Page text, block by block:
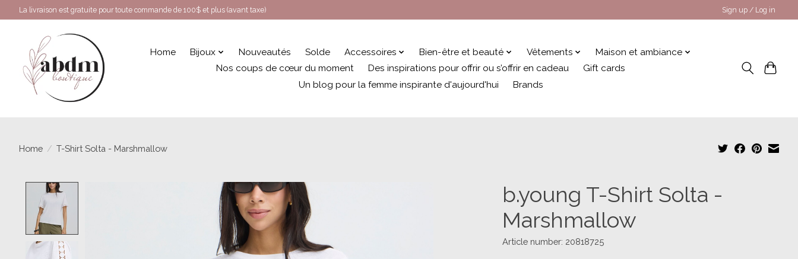
La livraison est gratuite pour toute commande de 100$ et plus (avant taxe) Sign up / Log in
Home Bijoux Nouveautés Solde Accessoires Bien-être et beauté Vêtements
Maison et ambiance
Nos coups de cœur du moment
Des inspirations pour offrir ou s’offrir en cadeau
Gift cards
Un blog pour la femme inspirante d'aujourd'hui
Brands
Home / T-Shirt Solta - Marshmallow
Product image slideshow Items
b.young T-Shirt Solta -
Marshmallow
Article number: 20818725